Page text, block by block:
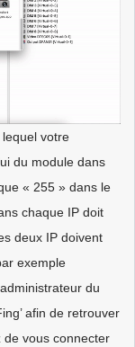
votre
du module dans
« 255 » dans le
chaque IP doit
deux IP doivent
exemple
du
afin de retrouver
de vous connecter